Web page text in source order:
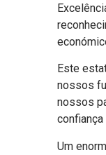
Este
nossos
nossos
Um